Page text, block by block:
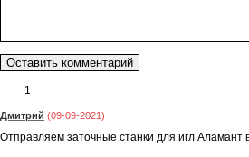
1
Дмитрий (09-09-2021)
Отправляем заточные станки для игл Аламант